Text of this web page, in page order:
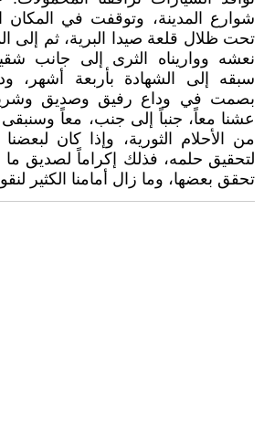
شوارع المدينة، وتوقفت في المكان
تحت ظلال قلعة صيدا البرية، ثم إلى
نعشه وواريناه الثرى إلى جانب
سبقه إلى الشهادة بأربعة أشهر،
بصمت في وداع رفيق وصديق
عشنا معاً، جنباً إلى جنب، معاً وسنبقى
من الأحلام الثورية، وإذا كان
لتحقيق حلمه، فذلك إكراماً لصديق ما
تحقق بعضها، وما زال أمامنا الكثير